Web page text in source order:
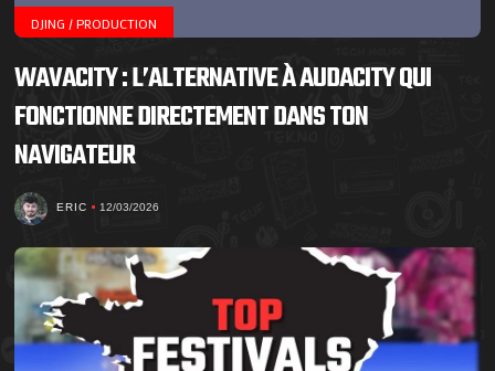
DJING / PRODUCTION
WAVACITY : L’ALTERNATIVE À AUDACITY QUI
FONCTIONNE DIRECTEMENT DANS TON
NAVIGATEUR
ERIC 12/03/2026